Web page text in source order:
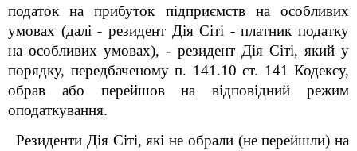
податок на прибуток підприємств на особливих
умовах (далі - резидент Дія Сіті - платник податку
на особливих умовах), - резидент Дія Сіті, який у
порядку, передбаченому п. 141.10 ст. 141 Кодексу,
обрав або перейшов на відповідний режим
оподаткування.
Резиденти Дія Сіті, які не обрали (не перейшли) на